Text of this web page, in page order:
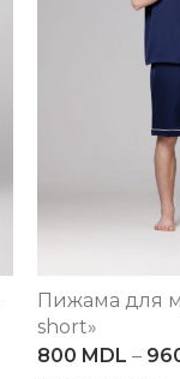
S M L XL
Пижама для
short»
800 MDL –